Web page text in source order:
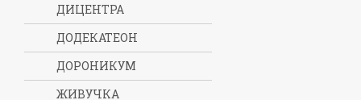
ДИЦЕНТРА
ДОДЕКАТЕОН
ДОРОНИКУМ
ЖИВУЧКА